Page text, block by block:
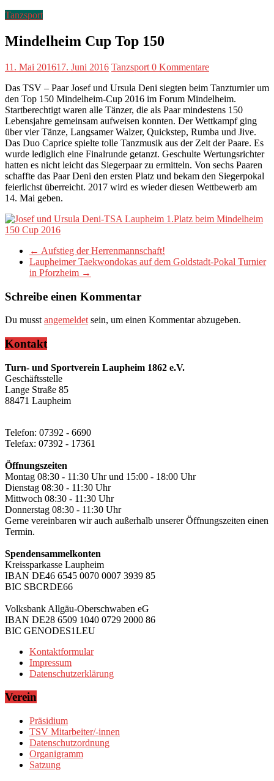
Tanzsport
Mindelheim Cup Top 150
11. Mai 201617. Juni 2016 Tanzsport 0 Kommentare
Das TSV – Paar Josef und Ursula Deni siegten beim Tanzturnier um
den Top 150 Mindelheim-Cup 2016 im Forum Mindelheim.
Startberechtigt waren alle Tänzer, die als Paar mindestens 150
Lebensjahre gemeinsam aufweisen konnten. Der Wettkampf ging
über vier Tänze, Langsamer Walzer, Quickstep, Rumba und Jive.
Das Duo Caprice spielte tolle Tanzmusik aus der Zeit der Paare. Es
wurde lediglich eine Finalrunde getanzt. Geschulte Wertungsrichter
hatten es nicht leicht das Siegerpaar zu ermitteln. Von sechs Paaren
schaffte das Paar Deni den ersten Platz und bekam den Siegerpokal
feierlichst überreicht. 2017 wird es wieder diesen Wettbewerb am
14. Mai geben.
← Aufstieg der Herrenmannschaft!
Laupheimer Taekwondokas auf dem Goldstadt-Pokal Turnier
in Pforzheim →
Schreibe einen Kommentar
Du musst angemeldet sein, um einen Kommentar abzugeben.
Kontakt
Turn- und Sportverein Laupheim 1862 e.V.
Geschäftsstelle
Lange Straße 85
88471 Laupheim
Telefon: 07392 - 6690
Telefax: 07392 - 17361
Öffnungszeiten
Montag 08:30 - 11:30 Uhr und 15:00 - 18:00 Uhr
Dienstag 08:30 - 11:30 Uhr
Mittwoch 08:30 - 11:30 Uhr
Donnerstag 08:30 - 11:30 Uhr
Gerne vereinbaren wir auch außerhalb unserer Öffnungszeiten einen
Termin.
Spendensammelkonten
Kreissparkasse Laupheim
IBAN DE46 6545 0070 0007 3939 85
BIC SBCRDE66
Volksbank Allgäu-Oberschwaben eG
IBAN DE28 6509 1040 0729 2000 86
BIC GENODES1LEU
Kontaktformular
Impressum
Datenschutzerklärung
Verein
Präsidium
TSV Mitarbeiter/-innen
Datenschutzordnung
Organigramm
Satzung